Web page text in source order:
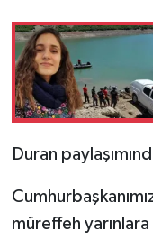
Duran
müreffeh